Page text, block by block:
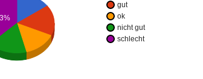
gut
ok
nicht gut
schlecht